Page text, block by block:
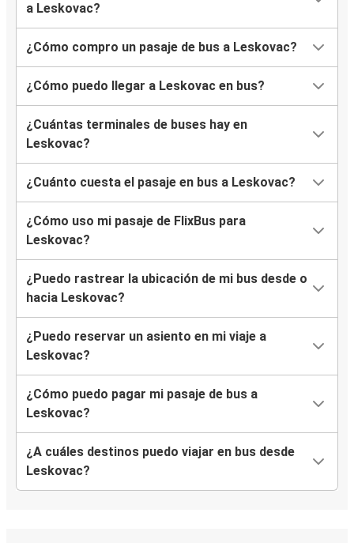
a Leskovac?
¿Cómo compro un pasaje de bus a Leskovac?
¿Cómo puedo llegar a Leskovac en bus?
¿Cuántas terminales de buses hay en
Leskovac?
¿Cuánto cuesta el pasaje en bus a Leskovac?
¿Cómo uso mi pasaje de FlixBus para
Leskovac?
¿Puedo rastrear la ubicación de mi bus desde o
hacia Leskovac?
¿Puedo reservar un asiento en mi viaje a
Leskovac?
¿Cómo puedo pagar mi pasaje de bus a
Leskovac?
¿A cuáles destinos puedo viajar en bus desde
Leskovac?